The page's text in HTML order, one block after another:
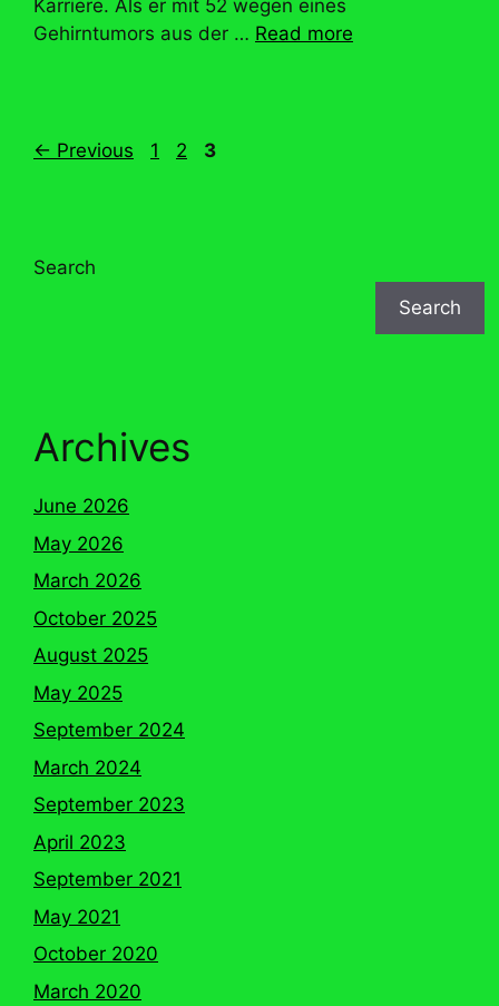
Karriere. Als er mit 52 wegen eines
Gehirntumors aus der … Read more
← Previous Page
1 Page
2 Page
3
Search
Search
Archives
June 2026
May 2026
March 2026
October 2025
August 2025
May 2025
September 2024
March 2024
September 2023
April 2023
September 2021
May 2021
October 2020
March 2020